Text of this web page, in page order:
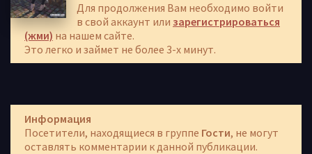
Для продолжения Вам необходимо войти
в свой аккаунт или зарегистрироваться
(жми) на нашем сайте.
Это легко и займет не более 3-х минут.
Информация
Посетители, находящиеся в группе Гости, не могут
оставлять комментарии к данной публикации.